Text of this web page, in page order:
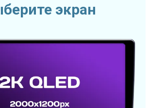
экран